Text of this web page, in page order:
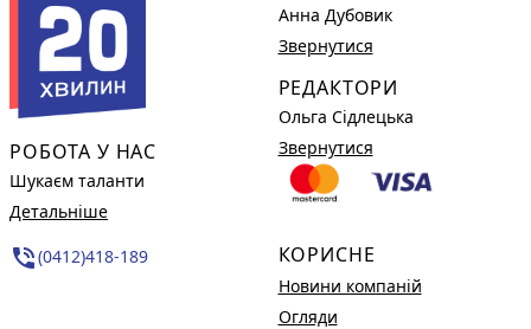
РОБОТА У НАС
Шукаєм таланти
Детальніше
phone_in_talk(0412)418-189
Анна Дубовик
Звернутися
РЕДАКТОРИ
Ольга Сідлецька
Звернутися
КОРИСНЕ
Новини компаній
Огляди